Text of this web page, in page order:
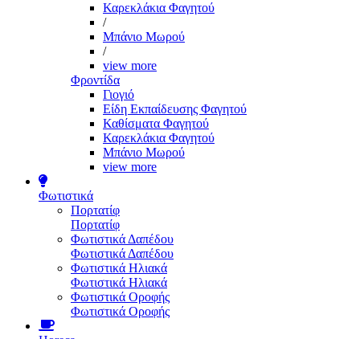
Καρεκλάκια Φαγητού
/
Μπάνιο Μωρού
/
view more
Φροντίδα
Γιογιό
Είδη Εκπαίδευσης Φαγητού
Καθίσματα Φαγητού
Καρεκλάκια Φαγητού
Μπάνιο Μωρού
view more
Φωτιστικά
Πορτατίφ
Πορτατίφ
Φωτιστικά Δαπέδου
Φωτιστικά Δαπέδου
Φωτιστικά Ηλιακά
Φωτιστικά Ηλιακά
Φωτιστικά Οροφής
Φωτιστικά Οροφής